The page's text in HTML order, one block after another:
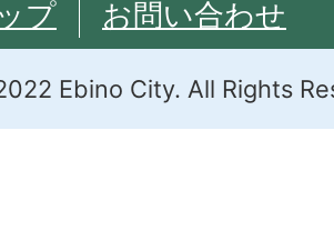
プ
お問い合わせ
Ebino City. All Rights